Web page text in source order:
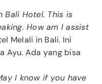
Bali Hotel. This is
How am I assist
Melali in Bali. Ini
Ayu. Ada yang bisa
I know if you have